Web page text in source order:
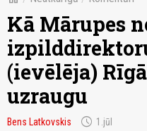
Kā Mārupes
(ievēlēja)
uzraugu
Bens Latkovskis schedule 1.jūl